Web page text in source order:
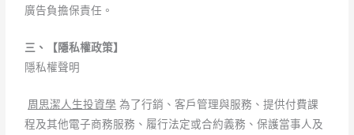
廣告負擔保責任。
三、【隱私權政策】
隱私權聲明
周思潔人生投資學 為了行銷、客戶管理與服務、提供付費課
程及其他電子商務服務、履行法定或合約義務、保護當事人及